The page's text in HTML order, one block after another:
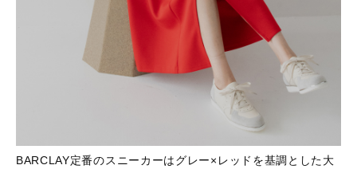
BARCLAY定番のスニーカーはグレー×レッドを基調とした大